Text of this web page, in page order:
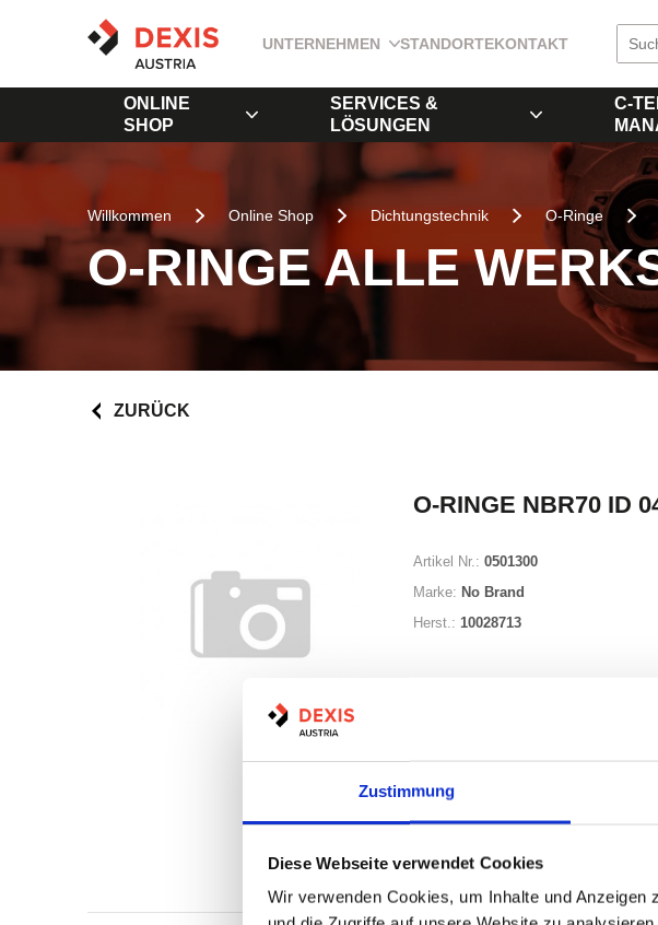
Zustimmung
Diese Webseite verwendet Cookies
Wir verwenden Cookies, um Inhalte und
UNTERNEHMEN STANDORTEKONTAKT
ONLINE
SHOP
SERVICES &
LÖSUNGEN
C-
Willkommen Online Shop Dichtungstechnik O-Ringe
O-RINGE ALLE
ZURÜCK
O-RINGE NBR70 ID
Artikel Nr.: 0501300
Marke: No Brand
Herst.: 10028713
STK
Auf Lager
Print